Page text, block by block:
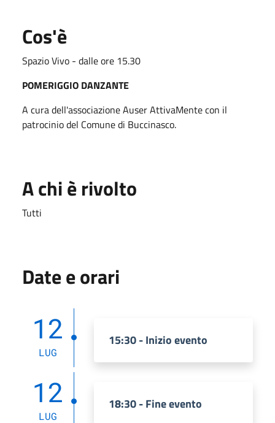
Cos'è
Spazio Vivo - dalle ore 15.30
POMERIGGIO DANZANTE
A cura dell'associazione Auser AttivaMente con il
patrocinio del Comune di Buccinasco.
A chi è rivolto
Tutti
Date e orari
12
LUG
15:30 - Inizio evento
12
LUG
18:30 - Fine evento